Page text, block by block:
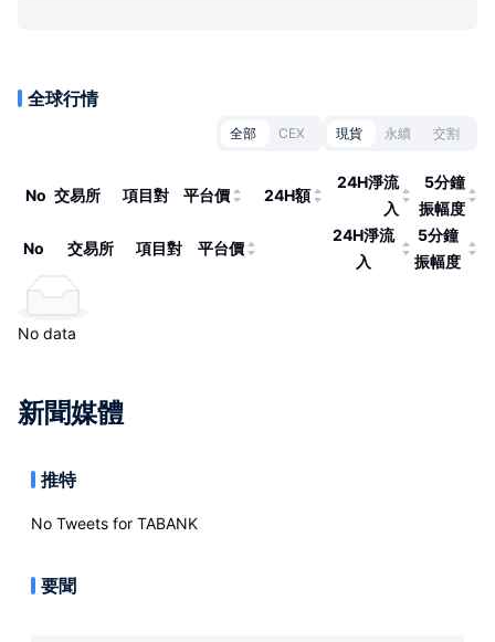
全球行情
全部 CEX 現貨 永續 交割
No 交易所 項目對 平台價 24H額
24H淨流
入
5分鐘
振幅度
No 交易所 項目對 平台價
24H淨流
入
5分鐘
振幅度
No data
新聞媒體
推特
No Tweets for TABANK
要聞